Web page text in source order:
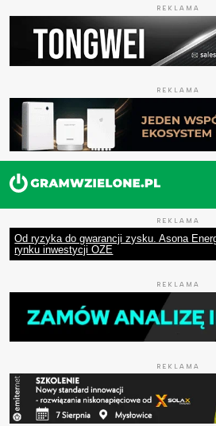
REKLAMA
REKLAMA
REKLAMA
Od ryzyka do gwarancji zysku. Asona
rynku inwestycji OZE
REKLAMA
REKLAMA